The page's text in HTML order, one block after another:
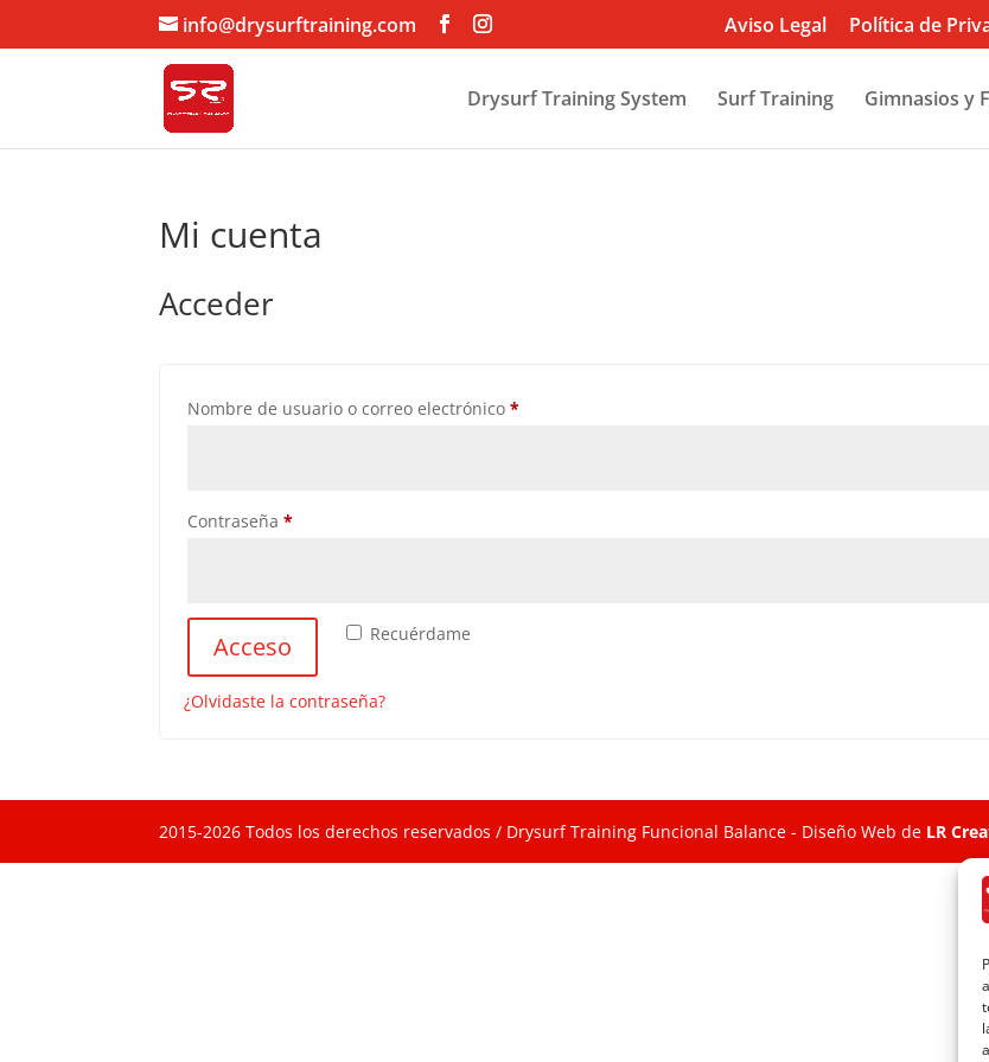
info@drysurftraining.com Aviso Legal Política de
Drysurf Training System Surf Training Gimnasios y
Mi cuenta
Acceder
Nombre de usuario o correo electrónico*Obligatorio
Contraseña*Obligatorio
Recuérdame
Acceso
¿Olvidaste la contraseña?
2015-2026 Todos los derechos reservados / Drysurf Training Funcional Balance - Diseño Web de LR